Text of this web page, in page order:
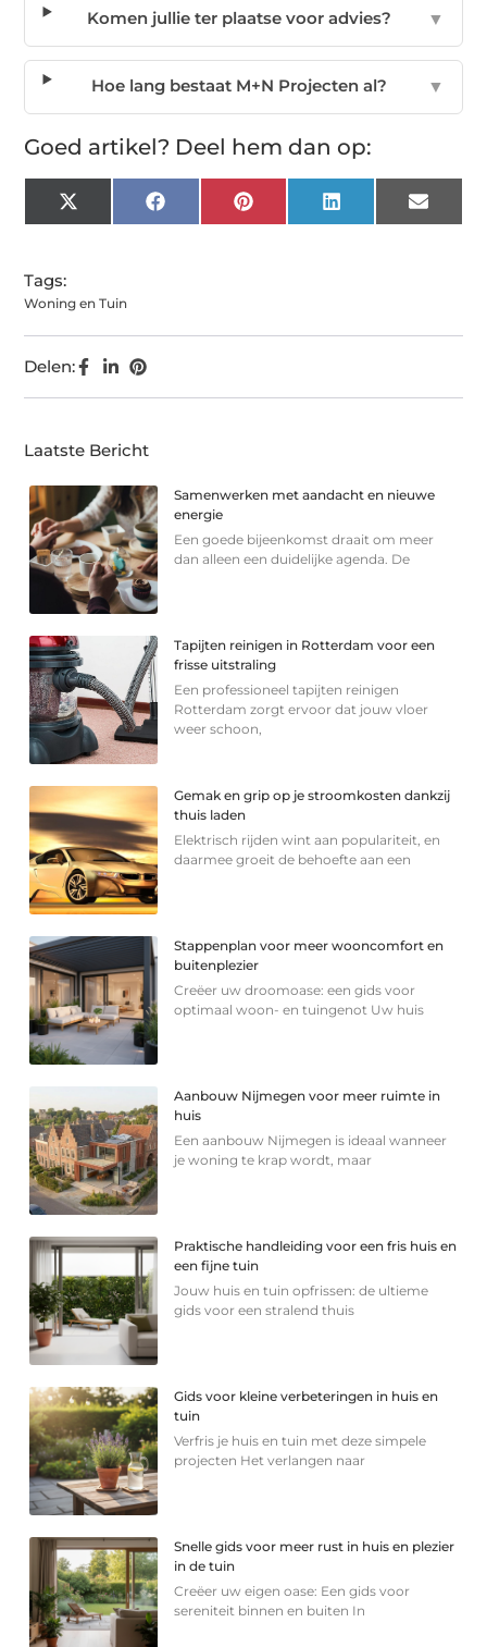
Komen jullie ter plaatse voor advies? ▼
Hoe lang bestaat M+N Projecten al? ▼
Goed artikel? Deel hem dan op:
X
(Twitter)
FacebookPinterest LinkedIn Email
Tags:
Woning en Tuin
Delen:
Laatste Bericht
Samenwerken met aandacht en nieuwe
energie
Een goede bijeenkomst draait om meer
dan alleen een duidelijke agenda. De
Tapijten reinigen in Rotterdam voor een
frisse uitstraling
Een professioneel tapijten reinigen
Rotterdam zorgt ervoor dat jouw vloer
weer schoon,
Gemak en grip op je stroomkosten dankzij
thuis laden
Elektrisch rijden wint aan populariteit, en
daarmee groeit de behoefte aan een
Stappenplan voor meer wooncomfort en
buitenplezier
Creëer uw droomoase: een gids voor
optimaal woon- en tuingenot Uw huis
Aanbouw Nijmegen voor meer ruimte in
huis
Een aanbouw Nijmegen is ideaal wanneer
je woning te krap wordt, maar
Praktische handleiding voor een fris huis en
een fijne tuin
Jouw huis en tuin opfrissen: de ultieme
gids voor een stralend thuis
Gids voor kleine verbeteringen in huis en
tuin
Verfris je huis en tuin met deze simpele
projecten Het verlangen naar
Snelle gids voor meer rust in huis en plezier
in de tuin
Creëer uw eigen oase: Een gids voor
sereniteit binnen en buiten In